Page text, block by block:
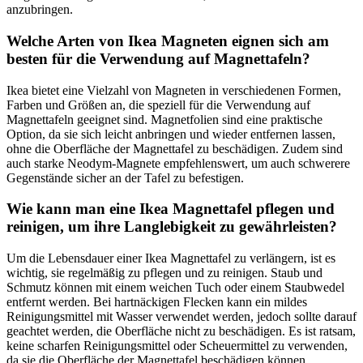
anzubringen.
Welche Arten von Ikea Magneten eignen sich am
besten für die Verwendung auf Magnettafeln?
Ikea bietet eine Vielzahl von Magneten in verschiedenen Formen,
Farben und Größen an, die speziell für die Verwendung auf
Magnettafeln geeignet sind. Magnetfolien sind eine praktische
Option, da sie sich leicht anbringen und wieder entfernen lassen,
ohne die Oberfläche der Magnettafel zu beschädigen. Zudem sind
auch starke Neodym-Magnete empfehlenswert, um auch schwerere
Gegenstände sicher an der Tafel zu befestigen.
Wie kann man eine Ikea Magnettafel pflegen und
reinigen, um ihre Langlebigkeit zu gewährleisten?
Um die Lebensdauer einer Ikea Magnettafel zu verlängern, ist es
wichtig, sie regelmäßig zu pflegen und zu reinigen. Staub und
Schmutz können mit einem weichen Tuch oder einem Staubwedel
entfernt werden. Bei hartnäckigen Flecken kann ein mildes
Reinigungsmittel mit Wasser verwendet werden, jedoch sollte darauf
geachtet werden, die Oberfläche nicht zu beschädigen. Es ist ratsam,
keine scharfen Reinigungsmittel oder Scheuermittel zu verwenden,